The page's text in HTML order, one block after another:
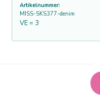
Artikelnummer:
MISS-SKS377-denim
VE = 3